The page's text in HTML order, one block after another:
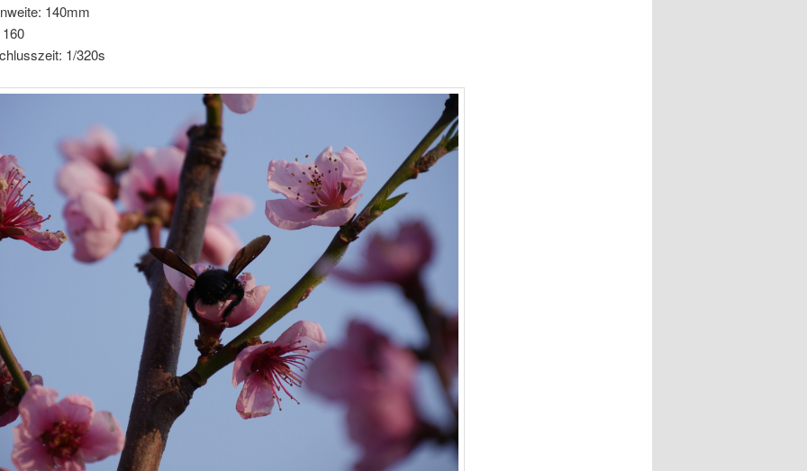
140mm
1/320s